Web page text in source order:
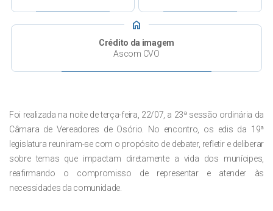
home
Crédito da imagem
Ascom CVO
Foi realizada na noite de terça-feira, 22/07, a 23ª sessão ordinária da
Câmara de Vereadores de Osório. No encontro, os edis da 19ª
legislatura reuniram-se com o propósito de debater, refletir e deliberar
sobre temas que impactam diretamente a vida dos munícipes,
reafirmando o compromisso de representar e atender às
necessidades da comunidade.